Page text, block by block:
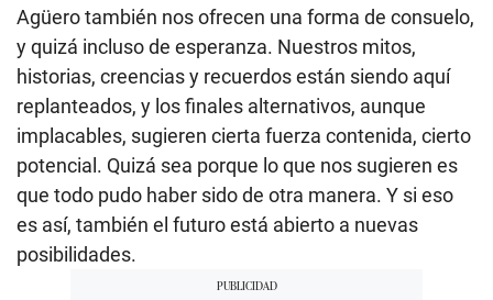
Agüero también nos ofrecen una forma de consuelo,
y quizá incluso de esperanza. Nuestros mitos,
historias, creencias y recuerdos están siendo aquí
replanteados, y los finales alternativos, aunque
implacables, sugieren cierta fuerza contenida, cierto
potencial. Quizá sea porque lo que nos sugieren es
que todo pudo haber sido de otra manera. Y si eso
es así, también el futuro está abierto a nuevas
posibilidades.